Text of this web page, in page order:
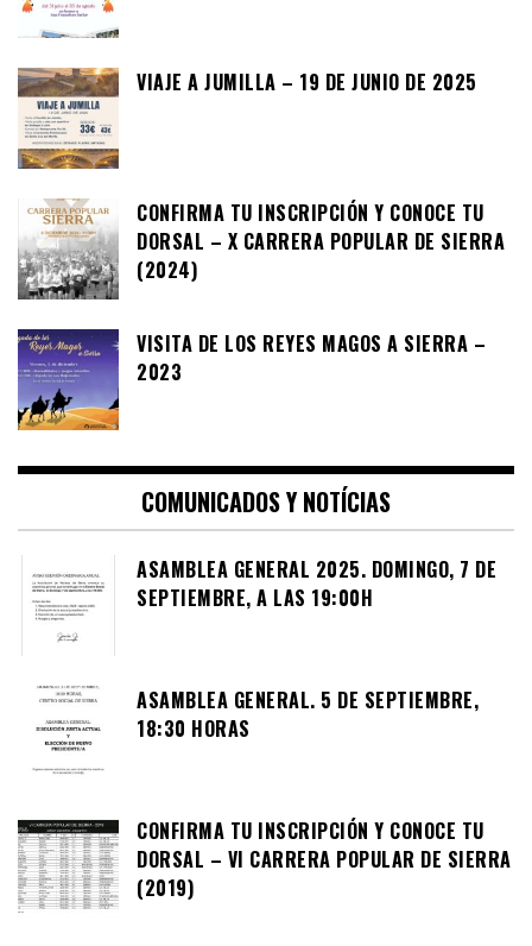
VIAJE A JUMILLA – 19 DE JUNIO DE 2025
CONFIRMA TU INSCRIPCIÓN Y CONOCE TU
DORSAL – X CARRERA POPULAR DE SIERRA
(2024)
VISITA DE LOS REYES MAGOS A SIERRA –
2023
COMUNICADOS Y NOTÍCIAS
ASAMBLEA GENERAL 2025. DOMINGO, 7 DE
SEPTIEMBRE, A LAS 19:00H
ASAMBLEA GENERAL. 5 DE SEPTIEMBRE,
18:30 HORAS
CONFIRMA TU INSCRIPCIÓN Y CONOCE TU
DORSAL – VI CARRERA POPULAR DE SIERRA
(2019)